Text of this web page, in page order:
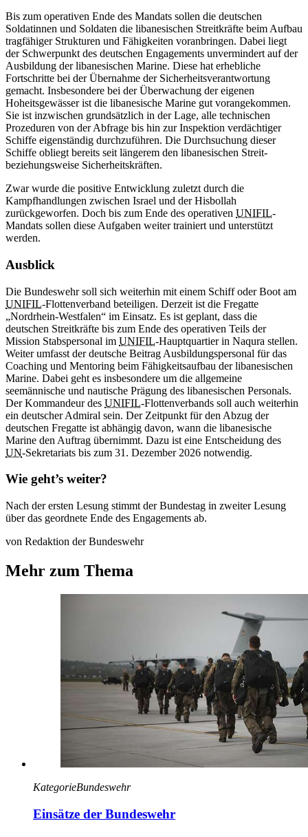
Bis zum operativen Ende des Mandats sollen die deutschen
Soldatinnen und Soldaten die libanesischen Streitkräfte beim Aufbau
tragfähiger Strukturen und Fähigkeiten voranbringen. Dabei liegt
der Schwerpunkt des deutschen Engagements unvermindert auf der
Ausbildung der libanesischen Marine. Diese hat erhebliche
Fortschritte bei der Übernahme der Sicherheitsverantwortung
gemacht. Insbesondere bei der Überwachung der eigenen
Hoheitsgewässer ist die libanesische Marine gut vorangekommen.
Sie ist inzwischen grundsätzlich in der Lage, alle technischen
Prozeduren von der Abfrage bis hin zur Inspektion verdächtiger
Schiffe eigenständig durchzuführen. Die Durchsuchung dieser
Schiffe obliegt bereits seit längerem den libanesischen Streit-
beziehungsweise Sicherheitskräften.
Zwar wurde die positive Entwicklung zuletzt durch die
Kampfhandlungen zwischen Israel und der Hisbollah
zurückgeworfen. Doch bis zum Ende des operativen UNIFIL-
Mandats sollen diese Aufgaben weiter trainiert und unterstützt
werden.
Ausblick
Die Bundeswehr soll sich weiterhin mit einem Schiff oder Boot am
UNIFIL-Flottenverband beteiligen. Derzeit ist die Fregatte
„Nordrhein-Westfalen“ im Einsatz. Es ist geplant, dass die
deutschen Streitkräfte bis zum Ende des operativen Teils der
Mission Stabspersonal im UNIFIL-Hauptquartier in Naqura stellen.
Weiter umfasst der deutsche Beitrag Ausbildungspersonal für das
Coaching und Mentoring beim Fähigkeitsaufbau der libanesischen
Marine. Dabei geht es insbesondere um die allgemeine
seemännische und nautische Prägung des libanesischen Personals.
Der Kommandeur des UNIFIL-Flottenverbands soll auch weiterhin
ein deutscher Admiral sein. Der Zeitpunkt für den Abzug der
deutschen Fregatte ist abhängig davon, wann die libanesische
Marine den Auftrag übernimmt. Dazu ist eine Entscheidung des
UN-Sekretariats bis zum 31. Dezember 2026 notwendig.
Wie geht’s weiter?
Nach der ersten Lesung stimmt der Bundestag in zweiter Lesung
über das geordnete Ende des Engagements ab.
von Redaktion der Bundeswehr
Mehr zum Thema
KategorieBundeswehr
Einsätze der Bundeswehr